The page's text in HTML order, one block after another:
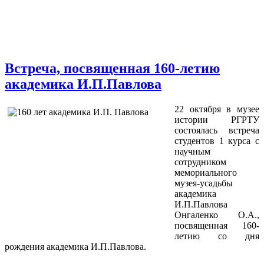
Встреча, посвященная 160-летию
академика И.П.Павлова
22 октября в музее
истории РГРТУ
состоялась встреча
студентов 1 курса с
научным
сотрудником
мемориального
музея-усадьбы
академика
И.П.Павлова
Онгаленко О.А.,
посвященная 160-
летию со дня
рождения академика И.П.Павлова.